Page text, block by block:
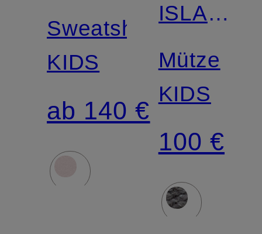
JUNIOR
Sweatshirt
KIDS
ab 140 €
ISLAND
JUNIOR
Mütze
KIDS
100 €